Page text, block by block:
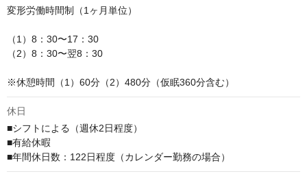
変形労働時間制（1ヶ月単位）
（1）8：30〜17：30
（2）8：30〜翌8：30
※休憩時間（1）60分（2）480分（仮眠360分含む）
休日
■シフトによる（週休2日程度）
■有給休暇
■年間休日数：122日程度（カレンダー勤務の場合）